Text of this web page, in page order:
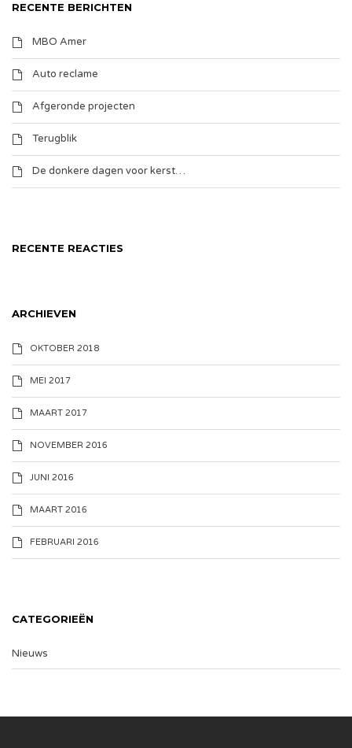
RECENTE BERICHTEN
MBO Amer
Auto reclame
Afgeronde projecten
Terugblik
De donkere dagen voor kerst…
RECENTE REACTIES
ARCHIEVEN
OKTOBER 2018
MEI 2017
MAART 2017
NOVEMBER 2016
JUNI 2016
MAART 2016
FEBRUARI 2016
CATEGORIEËN
Nieuws